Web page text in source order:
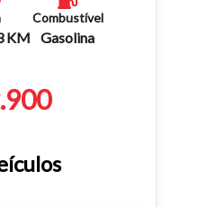
KM
Combustível
Gasolina